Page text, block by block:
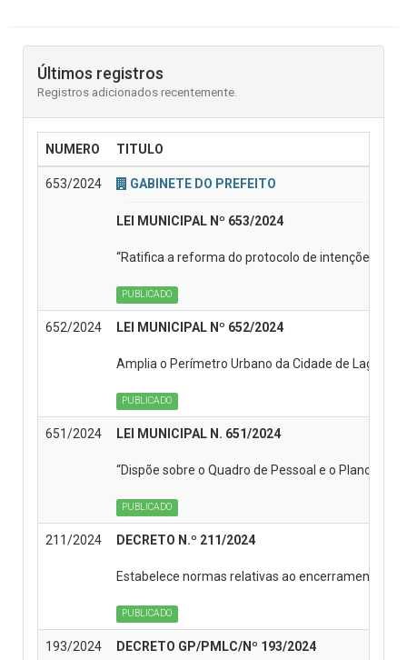
Últimos registros
Registros adicionados recentemente.
NUMERO TITULO
653/2024 GABINETE DO PREFEITO
LEI MUNICIPAL Nº 653/2024
“Ratifica a reforma do protocolo de intenções do
PUBLICADO
652/2024 LEI MUNICIPAL Nº 652/2024
Amplia o Perímetro Urbano da Cidade de Laguna
PUBLICADO
651/2024 LEI MUNICIPAL N. 651/2024
“Dispõe sobre o Quadro de Pessoal e o Plano de
PUBLICADO
211/2024 DECRETO N.º 211/2024
Estabelece normas relativas ao encerramento da
PUBLICADO
193/2024 DECRETO GP/PMLC/Nº 193/2024